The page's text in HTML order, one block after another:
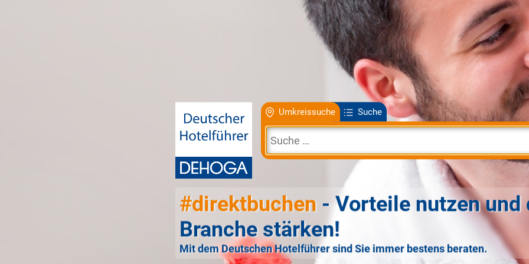
Umkreissuche Suche
#direktbuchen - Vorteile nutzen und
Branche stärken!
Mit dem Deutschen Hotelführer sind Sie immer bestens beraten.